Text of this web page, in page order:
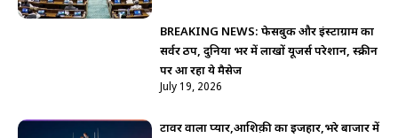
BREAKING NEWS: फेसबुक और इंस्टाग्राम का
सर्वर ठप, दुनिया भर में लाखों यूजर्स परेशान, स्क्रीन
पर आ रहा ये मैसेज
July 19, 2026
टावर वाला प्यार,आशिक़ी का इजहार,भरे बाजार में